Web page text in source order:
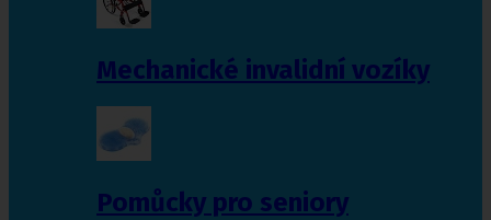
Mechanické invalidní vozíky
Pomůcky pro seniory